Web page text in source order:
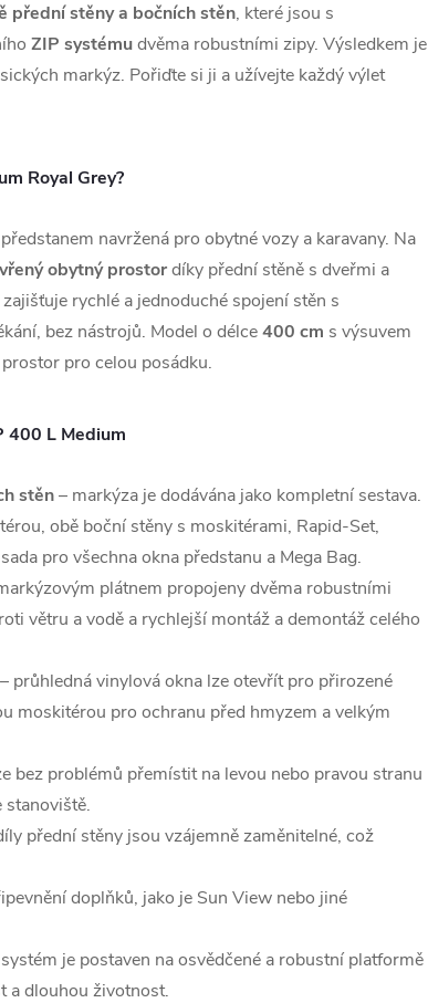
přední stěny a bočních stěn, které jsou s
ZIP systémudvěma robustními zipy. Výsledkem je
markýz. Pořiďte si ji a užívejte každý výlet
Royal Grey?
navržená pro obytné vozy a karavany. Na
obytný prostordíky přední stěně s dveřmi a
rychlé a jednoduché spojení stěn s
bez nástrojů. Model o délce400 cm s výsuvem
pro celou posádku.
400 L Medium
stěn– markýza je dodávána jako kompletní sestava.
obě boční stěny s moskitérami, Rapid-Set,
pro všechna okna předstanu a Mega Bag.
plátnem propojeny dvěma robustními
větru a vodě a rychlejší montáž a demontáž celého
– průhledná vinylová okna lze otevřít pro přirozené
moskitérou pro ochranu před hmyzem a velkým
bez problémů přemístit na levou nebo pravou stranu
stanoviště.
přední stěny jsou vzájemně zaměnitelné, což
doplňků, jako je Sun View nebo jiné
je postaven na osvědčené a robustní platformě
a dlouhou životnost.